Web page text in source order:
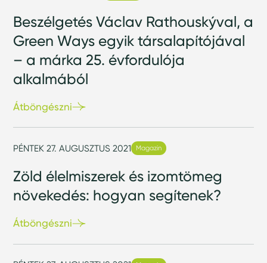
Beszélgetés Václav Rathouskýval, a
Green Ways egyik társalapítójával
– a márka 25. évfordulója
alkalmából
Átböngészni
PÉNTEK 27. AUGUSZTUS 2021 Magazin
Zöld élelmiszerek és izomtömeg
növekedés: hogyan segítenek?
Átböngészni